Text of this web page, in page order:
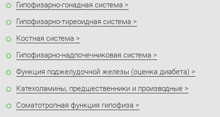
Гипофизарно-гонадная система
Гипофизарно-тиреоидная система
Костная система
Гипофизарно-надпочечниковая система
Функция поджелудочной железы (оценка диабета)
Катехоламины, предшественники и производные
Соматотропная функция гипофиза